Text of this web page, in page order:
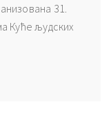
31.
Куће људских